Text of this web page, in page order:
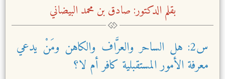
بقلم الدكتور: صادق بن محمد البيضاني
س2: هل الساحر والعرَّاف والكاهن ومَنْ يدعي
معرفة الأمور المستقبلية كافر أم لا؟